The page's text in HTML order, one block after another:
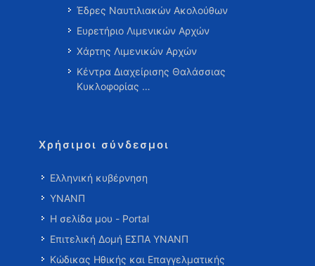
Έδρες Ναυτιλιακών Ακολούθων
Ευρετήριο Λιμενικών Αρχών
Χάρτης Λιμενικών Αρχών
Κέντρα Διαχείρισης Θαλάσσιας
Κυκλοφορίας …
Χρήσιμοι σύνδεσμοι
Ελληνική κυβέρνηση
ΥΝΑΝΠ
Η σελίδα μου - Portal
Επιτελική Δομή ΕΣΠΑ ΥΝΑΝΠ
Κώδικας Ηθικής και Επαγγελματικής